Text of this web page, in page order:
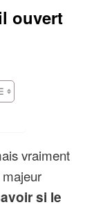
ouvert
vraiment
majeur
si le